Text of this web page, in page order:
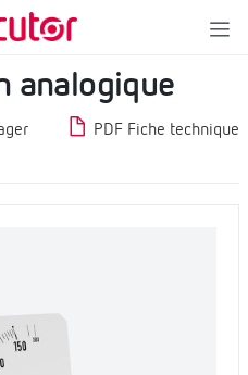
Instrumentation analogique
analogique
PDF Fiche technique